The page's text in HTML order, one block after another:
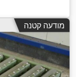
מודעה קטנה